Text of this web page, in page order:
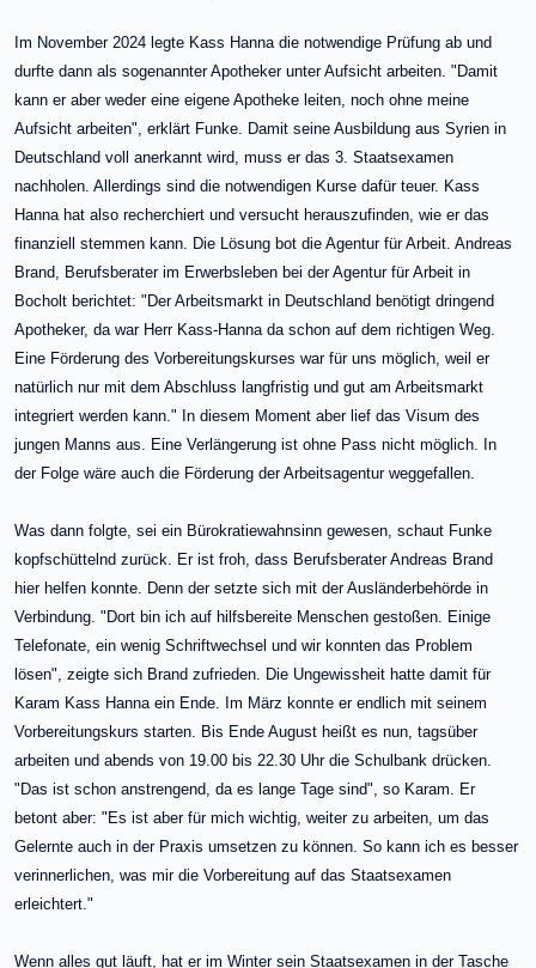
Im November 2024 legte Kass Hanna die notwendige Prüfung ab und
durfte dann als sogenannter Apotheker unter Aufsicht arbeiten. "Damit
kann er aber weder eine eigene Apotheke leiten, noch ohne meine
Aufsicht arbeiten", erklärt Funke. Damit seine Ausbildung aus Syrien in
Deutschland voll anerkannt wird, muss er das 3. Staatsexamen
nachholen. Allerdings sind die notwendigen Kurse dafür teuer. Kass
Hanna hat also recherchiert und versucht herauszufinden, wie er das
finanziell stemmen kann. Die Lösung bot die Agentur für Arbeit. Andreas
Brand, Berufsberater im Erwerbsleben bei der Agentur für Arbeit in
Bocholt berichtet: "Der Arbeitsmarkt in Deutschland benötigt dringend
Apotheker, da war Herr Kass-Hanna da schon auf dem richtigen Weg.
Eine Förderung des Vorbereitungskurses war für uns möglich, weil er
natürlich nur mit dem Abschluss langfristig und gut am Arbeitsmarkt
integriert werden kann." In diesem Moment aber lief das Visum des
jungen Manns aus. Eine Verlängerung ist ohne Pass nicht möglich. In
der Folge wäre auch die Förderung der Arbeitsagentur weggefallen.
Was dann folgte, sei ein Bürokratiewahnsinn gewesen, schaut Funke
kopfschüttelnd zurück. Er ist froh, dass Berufsberater Andreas Brand
hier helfen konnte. Denn der setzte sich mit der Ausländerbehörde in
Verbindung. "Dort bin ich auf hilfsbereite Menschen gestoßen. Einige
Telefonate, ein wenig Schriftwechsel und wir konnten das Problem
lösen", zeigte sich Brand zufrieden. Die Ungewissheit hatte damit für
Karam Kass Hanna ein Ende. Im März konnte er endlich mit seinem
Vorbereitungskurs starten. Bis Ende August heißt es nun, tagsüber
arbeiten und abends von 19.00 bis 22.30 Uhr die Schulbank drücken.
"Das ist schon anstrengend, da es lange Tage sind", so Karam. Er
betont aber: "Es ist aber für mich wichtig, weiter zu arbeiten, um das
Gelernte auch in der Praxis umsetzen zu können. So kann ich es besser
verinnerlichen, was mir die Vorbereitung auf das Staatsexamen
erleichtert."
Wenn alles gut läuft, hat er im Winter sein Staatsexamen in der Tasche